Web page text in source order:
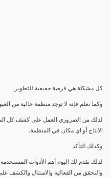
كل مشكلة هي فرصة حقيقية للتطوير.
وكما نعلم فإنه لا توجد منظمة خالية من
لذلك من الضروري العمل على كشف كل
الانتاج أو اي مكان في المنظمة.
وكذلك التأكد
لذلك نقدم لك اليوم أهم الأدوات
والتحقق من الفعالية والامتثال والكشف